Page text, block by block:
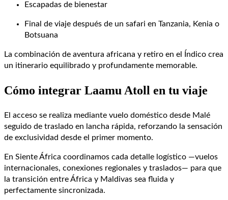
Escapadas de bienestar
Final de viaje después de un safari en Tanzania, Kenia o
Botsuana
La combinación de aventura africana y retiro en el Índico crea
un itinerario equilibrado y profundamente memorable.
Cómo integrar Laamu Atoll en tu viaje
El acceso se realiza mediante vuelo doméstico desde Malé
seguido de traslado en lancha rápida, reforzando la sensación
de exclusividad desde el primer momento.
En Siente África coordinamos cada detalle logístico —vuelos
internacionales, conexiones regionales y traslados— para que
la transición entre África y Maldivas sea fluida y
perfectamente sincronizada.